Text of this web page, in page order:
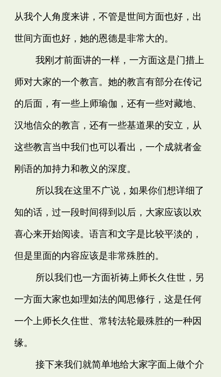
从我个人角度来讲，不管是世间方面也好，出
世间方面也好，她的恩德是非常大的。
我刚才前面讲的一样，一方面这是门措上
师对大家的一个教言。她的教言有部分在传记
的后面，有一些上师瑜伽，还有一些对藏地、
汉地信众的教言，还有一些基道果的安立，从
这些教言当中我们也可以看出，一个成就者金
刚语的加持力和教义的深度。
所以我在这里不广说，如果你们想详细了
知的话，过一段时间得到以后，大家应该以欢
喜心来开始阅读。语言和文字是比较平淡的，
但是里面的内容应该是非常殊胜的。
所以我们也一方面祈祷上师长久住世，另
一方面大家也如理如法的闻思修行，这是任何
一个上师长久住世、常转法轮最殊胜的一种因
缘。
接下来我们就简单地给大家字面上做个介